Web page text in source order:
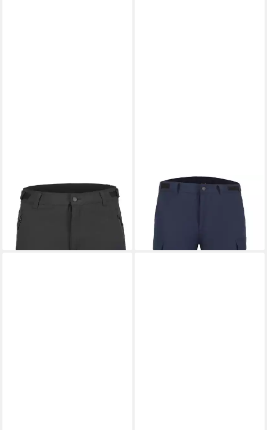
ICEPEAK Caprihose ICEPEAK
BALLARD
49,99 €
-17%
ICEPEAK
Funktionsshorts
ICEPEAK BRASWELL
59,99 €